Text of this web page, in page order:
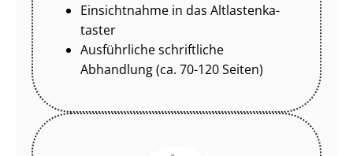
Einsichtnahme in das Alt­las­ten­ka­
tas­ter
Ausführliche schriftliche
Abhandlung (ca. 70-120 Seiten)